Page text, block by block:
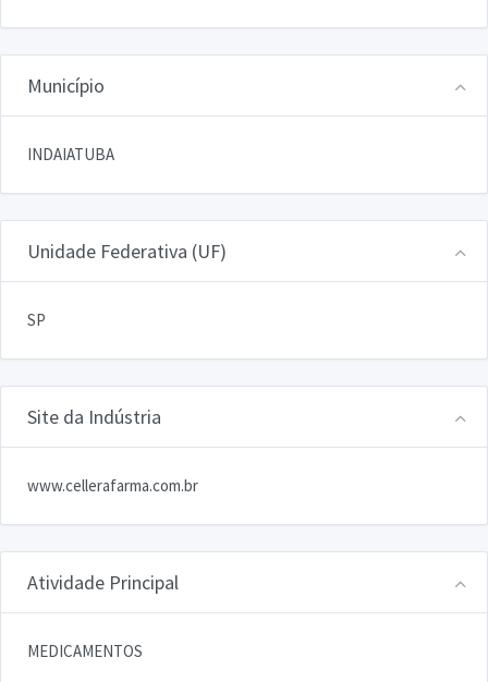
Município
INDAIATUBA
Unidade Federativa (UF)
SP
Site da Indústria
www.cellerafarma.com.br
Atividade Principal
MEDICAMENTOS